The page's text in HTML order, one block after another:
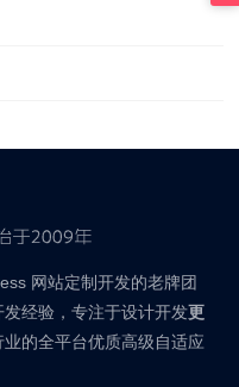
网站定制开发的老牌团
经验，专注于设计开发更
业的全平台优质高级自适应